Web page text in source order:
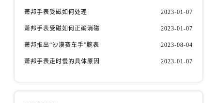
萧邦手表受磁如何处理 2023-01-07
萧邦手表受磁如何正确消磁 2023-01-07
萧邦推出“沙漠赛车手”腕表 2023-08-04
萧邦手表走时慢的具体原因 2023-01-07